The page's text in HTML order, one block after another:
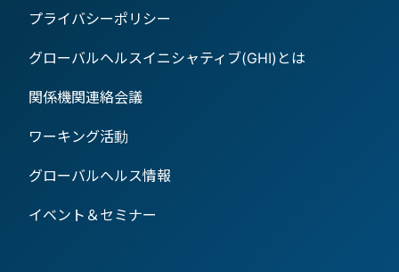
プライバシーポリシー
グローバルヘルスイニシャティブ(GHI)とは
関係機関連絡会議
ワーキング活動
グローバルヘルス情報
イベント＆セミナー